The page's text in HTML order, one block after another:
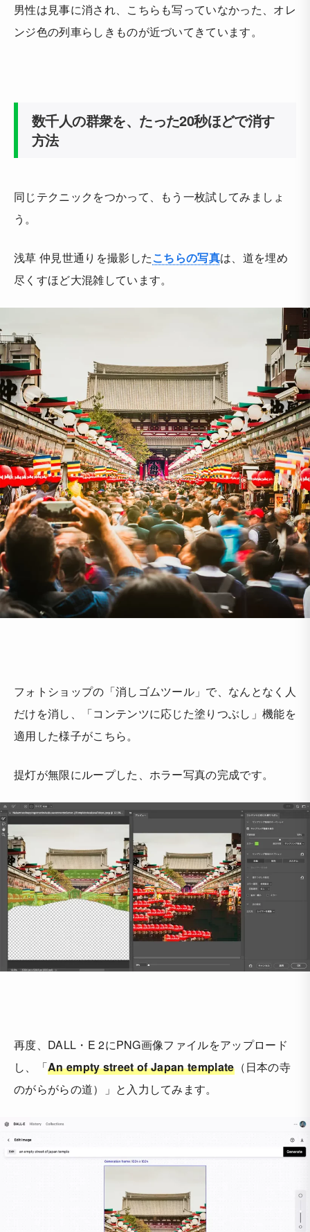
男性は見事に消され、こちらも写っていなかった、オレ
ンジ色の列車らしきものが近づいてきています。
数千人の群衆を、たった20秒ほどで消す
方法
同じテクニックをつかって、もう一枚試してみましょ
う。
浅草 仲見世通りを撮影したこちらの写真は、道を埋め
尽くすほど大混雑しています。
フォトショップの「消しゴムツール」で、なんとなく人
だけを消し、「コンテンツに応じた塗りつぶし」機能を
適用した様子がこちら。
提灯が無限にループした、ホラー写真の完成です。
再度、DALL・E 2にPNG画像ファイルをアップロード
し、「An empty street of Japan template（日本の寺
のがらがらの道）」と入力してみます。